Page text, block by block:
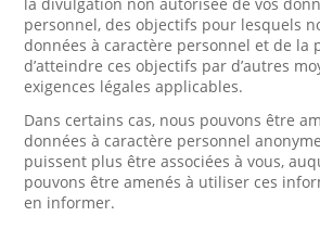
personnel, des objectifs pour lesquels
données à caractère personnel et de la
d’atteindre ces objectifs par d’autres
exigences légales applicables.
Dans certains cas, nous pouvons être
données à caractère personnel
puissent plus être associées à vous,
pouvons être amenés à utiliser ces
en informer.